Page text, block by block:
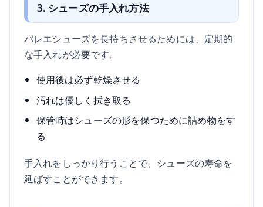
3. シューズの手入れ方法
バレエシューズを長持ちさせるためには、定期的
な手入れが必要です。
使用後は必ず乾燥させる
汚れは優しく拭き取る
保管時はシューズの形を保つために詰め物をす
る
手入れをしっかり行うことで、シューズの寿命を
延ばすことができます。